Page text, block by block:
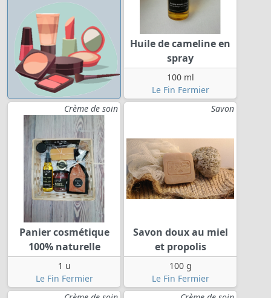
Huile de cameline en
spray
100 ml
Le Fin Fermier
Crème de soin
Panier cosmétique
100% naturelle
1 u
Le Fin Fermier
Savon
Savon doux au miel
et propolis
100 g
Le Fin Fermier